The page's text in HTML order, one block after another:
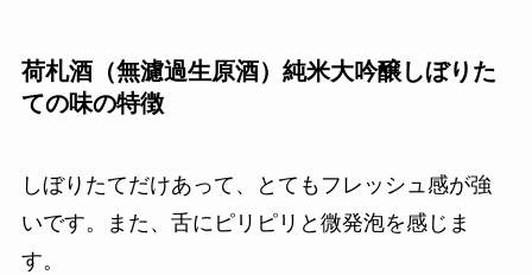
荷札酒（無濾過生原酒）純米大吟醸しぼりた
ての味の特徴
しぼりたてだけあって、とてもフレッシュ感が強
いです。また、舌にピリピリと微発泡を感じま
す。